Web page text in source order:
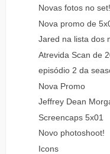
Novas fotos no set!
Nova promo de
Jared na lista dos
Atrevida Scan de
episódio 2 da
Nova Promo
Jeffrey Dean
Screencaps 5x01
Novo photoshoot!
Icons